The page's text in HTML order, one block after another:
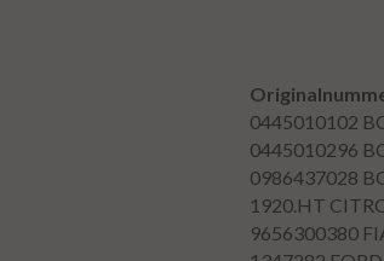
0445010102
0445010296
0986437028
1920.HT
9656300380